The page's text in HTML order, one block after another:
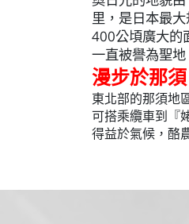
里，是日本最
400公頃廣大的
一直被譽為聖
漫步於那須
東北部的那須地
可搭乘纜車到 『
得益於氣候，酪